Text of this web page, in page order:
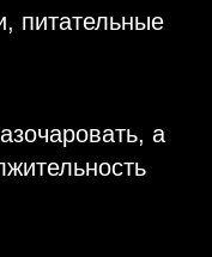
питательные
а